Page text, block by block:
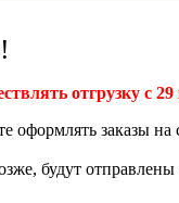
отгрузку с
заказы на
будут отправлены